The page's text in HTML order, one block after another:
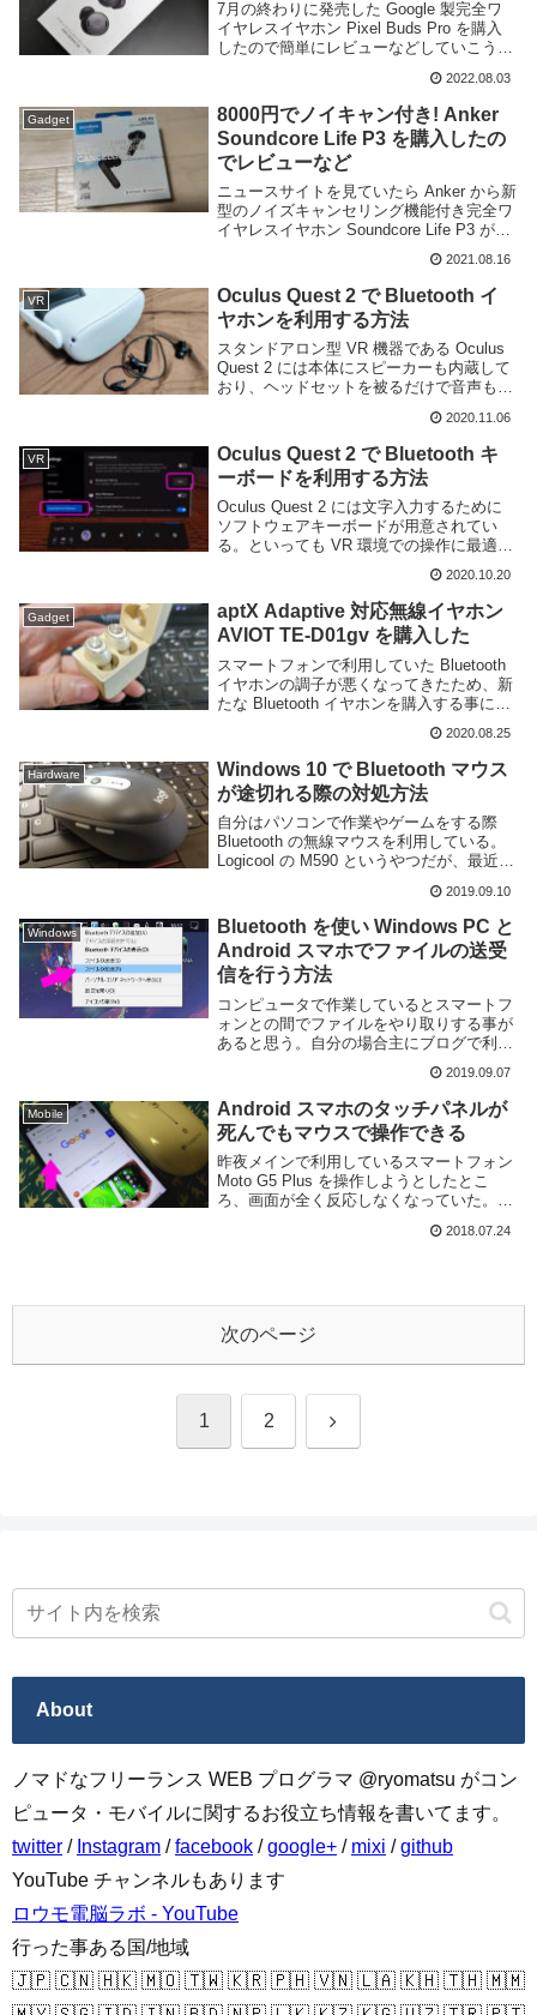
7月の終わりに発売した Google 製完全ワ
イヤレスイヤホン Pixel Buds Pro を購入
したので簡単にレビューなどしていこうと
Google のワイヤレスイヤホン Pixel ...
2022.08.03
Gadget
8000円でノイキャン付き! Anker
Soundcore Life P3 を購入したの
でレビューなど
ニュースサイトを見ていたら Anker から新
型のノイズキャンセリング機能付き完全ワ
イヤレスイヤホン Soundcore Life P3 がリ
ールで割引されていたのでつい購入してし
まった。SoundCo...
2021.08.16
VR
Oculus Quest 2 で Bluetooth イ
ヤホンを利用する方法
スタンドアロン型 VR 機器である Oculus
Quest 2 には本体にスピーカーも内蔵して
おり、ヘッドセットを被るだけで音声も聞
入感を高めるためにイヤホンやヘッドフォ
ンを利用したい場合もあるだろう...
2020.11.06
VR
Oculus Quest 2 で Bluetooth キ
ーボードを利用する方法
Oculus Quest 2 には文字入力するために
ソフトウェアキーボードが用意されてい
る。といっても VR 環境での操作に最適化
されてるわけでもなくスマートフォンにあ
るようなキーボードをコントローラで操作
して入力するので使いやすいとはいえ...
2020.10.20
Gadget
aptX Adaptive 対応無線イヤホン
AVIOT TE-D01gv を購入した
スマートフォンで利用していた Bluetooth
イヤホンの調子が悪くなってきたため、新
たな Bluetooth イヤホンを購入する事にし
の TE-D01gv というやつ。今年の6月に発
売された比...
2020.08.25
Hardware
Windows 10 で Bluetooth マウス
が途切れる際の対処方法
自分はパソコンで作業やゲームをする際
Bluetooth の無線マウスを利用している。
Logicool の M590 というやつだが、最近は
困っていた。いろいろパソコンの設定を変
えるなどして直ったが、せ...
2019.09.10
Windows
Bluetooth を使い Windows PC と
Android スマホでファイルの送受
信を行う方法
コンピュータで作業しているとスマートフ
ォンとの間でファイルをやり取りする事が
あると思う。自分の場合主にブログで利用
ファイルを転送する事が多い。異なるデバ
イス間でファイルを転送する方法は...
2019.09.07
Mobile
Android スマホのタッチパネルが
死んでもマウスで操作できる
昨夜メインで利用しているスマートフォン
Moto G5 Plus を操作しようとしたとこ
ろ、画面が全く反応しなくなっていた。指
などは動作するがタッチパネルが完全に無
2018.07.24
次のページ
1 2 次
About
ノマドなフリーランス WEB プログラマ @ryomatsu がコン
ピュータ・モバイルに関するお役立ち情報を書いてます。
twitter / Instagram /facebook /google+ / mixi /github
YouTube チャンネルもあります
ロウモ電脳ラボ - YouTube
行った事ある国/地域
🇯🇵 🇨🇳 🇭🇰 🇲🇴 🇹🇼 🇰🇷 🇵🇭 🇻🇳 🇱🇦 🇰🇭 🇹🇭 🇲🇲